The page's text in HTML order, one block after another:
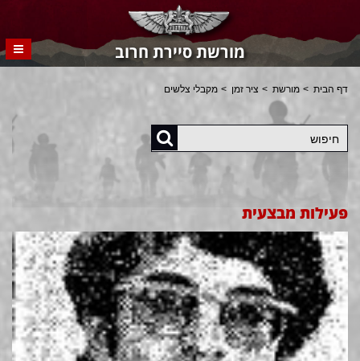
מורשת סיירת חרוב
דף הבית מורשת ציר זמן מקבלי צלשים
חיפוש
פעילות מבצעית